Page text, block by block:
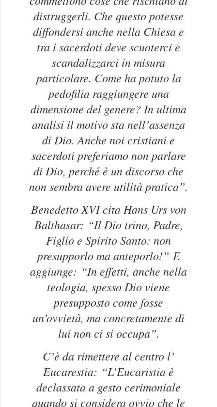
distruggerli. Che questo potesse
diffondersi anche nella Chiesa e
tra i sacerdoti deve scuoterci e
scandalizzarci in misura
particolare. Come ha potuto la
pedofilia raggiungere una
dimensione del genere? In ultima
analisi il motivo sta nell’assenza
di Dio. Anche noi cristiani e
sacerdoti preferiamo non parlare
di Dio, perché è un discorso che
non sembra avere utilità pratica”.
Benedetto XVI cita Hans Urs von
Balthasar: “Il Dio trino, Padre,
Figlio e Spirito Santo: non
presupporlo ma anteporlo!” E
aggiunge: “In effetti, anche nella
teologia, spesso Dio viene
presupposto come fosse
un’ovvietà, ma concretamente di
lui non ci si occupa”.
C’è da rimettere al centro l’
Eucarestia: “L’Eucaristia è
declassata a gesto cerimoniale
quando si considera ovvio che le